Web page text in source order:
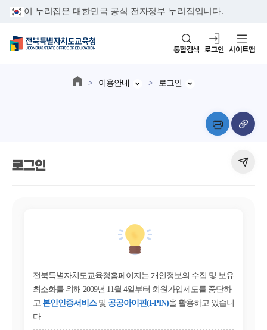
이 누리집은 대한민국 공식 전자정부 누리집입니다.
통합검색 로그인 사이트맵
이용안내 로그인
로그인
전북특별자치도교육청홈페이지는 개인정보의 수집 및 보유
최소화를 위해 2009년 11월 4일부터 회원가입제도를 중단하
고 본인인증서비스 및 공공아이핀(I-PIN)을 활용하고 있습니
다.